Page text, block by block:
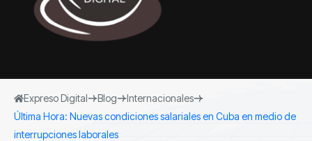
Expreso Digital Blog
Internacionales
Última Hora: Nuevas condiciones salariales en Cuba en medio de
interrupciones laborales